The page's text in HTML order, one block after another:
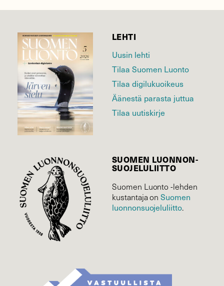
LEHTI
Uusin lehti
Tilaa Suomen Luonto
Tilaa digilukuoikeus
Äänestä parasta juttua
Tilaa uutiskirje
SUOMEN LUONNON­
SUOJELU­LIITTO
Suomen Luonto -lehden
kustantaja onSuomen
luonnonsuojelu­liitto.